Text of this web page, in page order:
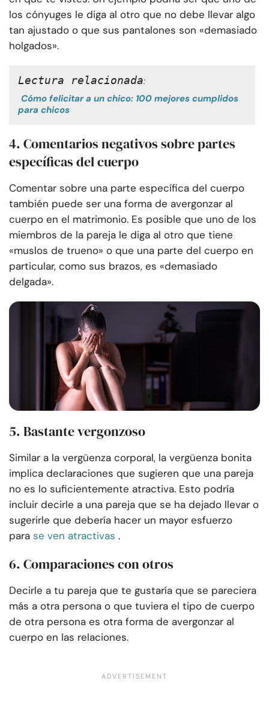
los cónyuges le diga al otro que no debe llevar algo
tan ajustado o que sus pantalones son «demasiado
holgados».
Lectura relacionada:
Cómo felicitar a un chico: 100 mejores cumplidos
para chicos
4. Comentarios negativos sobre partes
específicas del cuerpo
Comentar sobre una parte específica del cuerpo
también puede ser una forma de avergonzar al
cuerpo en el matrimonio. Es posible que uno de los
miembros de la pareja le diga al otro que tiene
«muslos de trueno» o que una parte del cuerpo en
particular, como sus brazos, es «demasiado
delgada».
5. Bastante vergonzoso
Similar a la vergüenza corporal, la vergüenza bonita
implica declaraciones que sugieren que una pareja
no es lo suficientemente atractiva. Esto podría
incluir decirle a una pareja que se ha dejado llevar o
sugerirle que debería hacer un mayor esfuerzo
para se ven atractivas .
6. Comparaciones con otros
Decirle a tu pareja que te gustaría que se pareciera
más a otra persona o que tuviera el tipo de cuerpo
de otra persona es otra forma de avergonzar al
cuerpo en las relaciones.